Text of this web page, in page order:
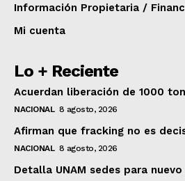
Información Propietaria /
Mi cuenta
Lo + Reciente
Acuerdan liberación de 1000
NACIONAL 8 agosto, 2026
Afirman que fracking no es
NACIONAL 8 agosto, 2026
Detalla UNAM sedes para nuevo